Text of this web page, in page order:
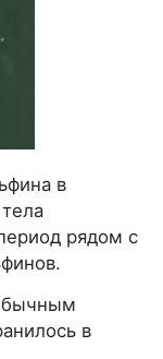
в
рядом с
в